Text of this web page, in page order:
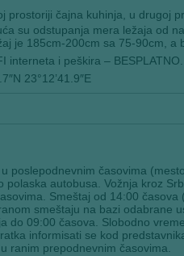
prostoriji čajna kuhinja, u drugoj
su odstupanja mera ležaja od
je 185cm-200cm sa 75-90cm, a
interneta i peškira – BESPLATNO.
23°12’41.9″E
poslepodnevnim časovima
polaska autobusa. Vožnja kroz
Smeštaj od 14:00 časova
smeštaju na bazi odabrane
do 09:00 časova. Slobodno
informisati se kod
ranim prepodnevnim časovima.